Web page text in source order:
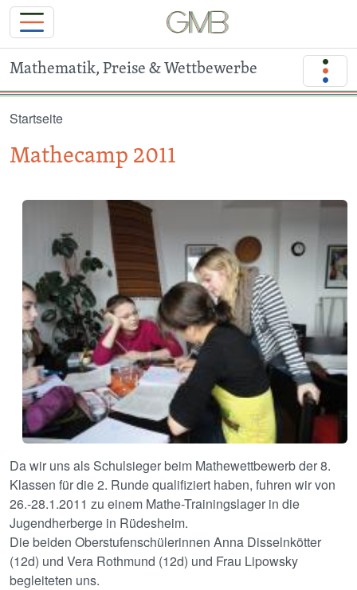
Mathematik, Preise & Wettbewerbe
Startseite
Mathecamp 2011
Image
Da wir uns als Schulsieger beim Mathewettbewerb der 8.
Klassen für die 2. Runde qualifiziert haben, fuhren wir von
26.-28.1.2011 zu einem Mathe-Trainingslager in die
Jugendherberge in Rüdesheim.
Die beiden Oberstufenschülerinnen Anna Disselnkötter
(12d) und Vera Rothmund (12d) und Frau Lipowsky
begleiteten uns.